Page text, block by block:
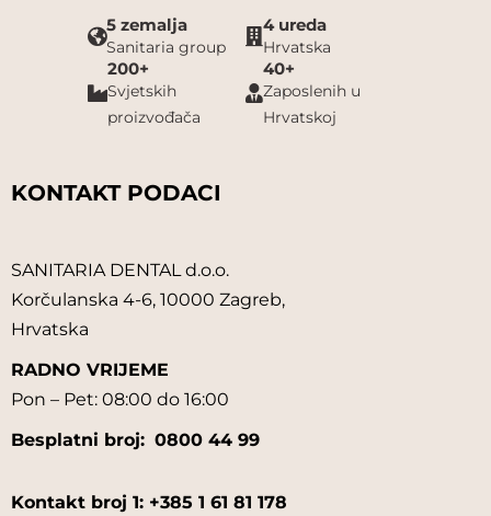
5 zemalja
Sanitaria group
4 ureda
Hrvatska
200+
Svjetskih
proizvođača
40+
Zaposlenih u
Hrvatskoj
KONTAKT PODACI
SANITARIA DENTAL d.o.o.
Korčulanska 4-6, 10000 Zagreb,
Hrvatska
RADNO VRIJEME
Pon – Pet: 08:00 do 16:00
Besplatni broj: 0800 44 99
Kontakt broj 1: +385 1 61 81 178